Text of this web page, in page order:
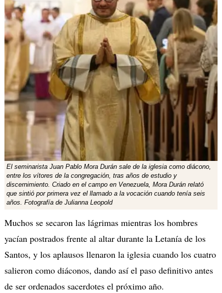
El seminarista Juan Pablo Mora Durán sale de la iglesia como diácono,
entre los vítores de la congregación, tras años de estudio y
discernimiento. Criado en el campo en Venezuela, Mora Durán relató
que sintió por primera vez el llamado a la vocación cuando tenía seis
años. Fotografía de Julianna Leopold
Muchos se secaron las lágrimas mientras los hombres
yacían postrados frente al altar durante la Letanía de los
Santos, y los aplausos llenaron la iglesia cuando los cuatro
salieron como diáconos, dando así el paso definitivo antes
de ser ordenados sacerdotes el próximo año.